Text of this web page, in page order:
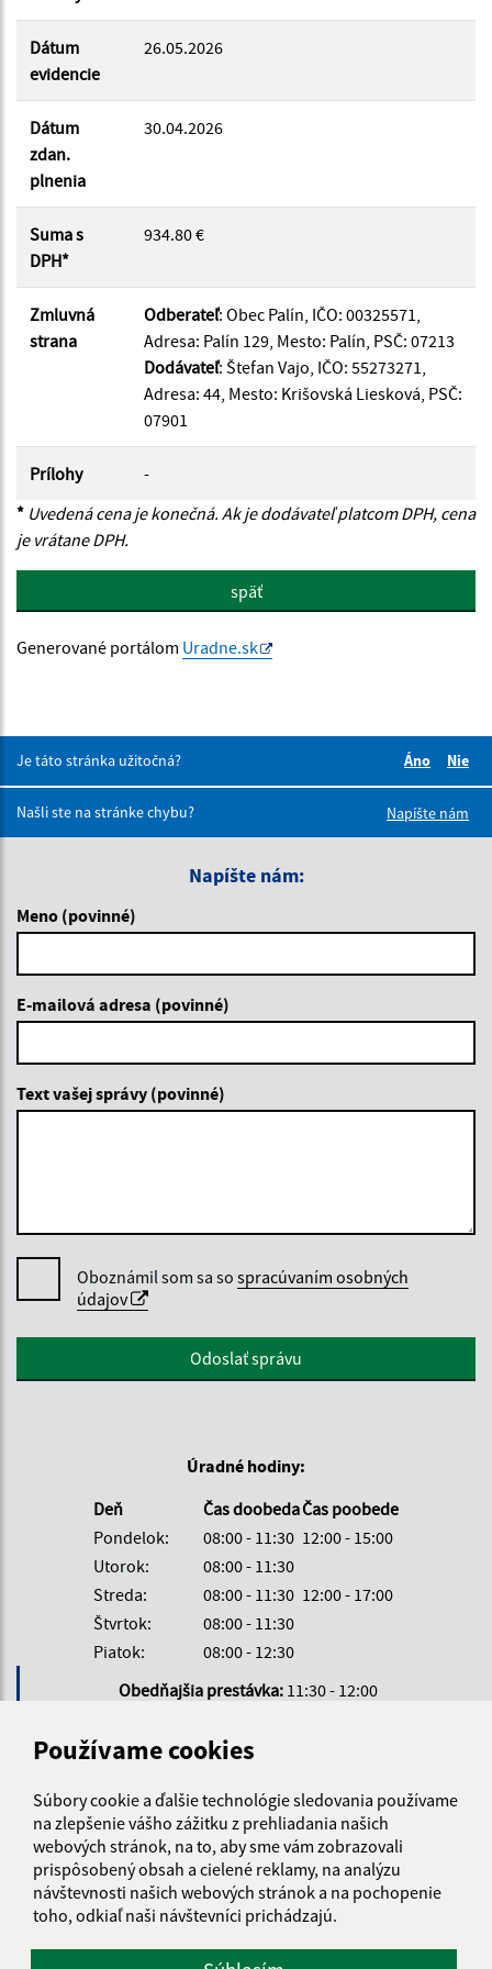
Používame cookies
Súbory cookie a ďalšie technológie sledovania používame
na zlepšenie vášho zážitku z prehliadania našich
webových stránok, na to, aby sme vám zobrazovali
prispôsobený obsah a cielené reklamy, na analýzu
návštevnosti našich webových stránok a na pochopenie
toho, odkiaľ naši návštevníci prichádzajú.
Dátum
evidencie
26.05.2026
Dátum
zdan.
plnenia
30.04.2026
Suma s
DPH*
934.80 €
Zmluvná
strana
Odberateľ: Obec Palín, IČO: 00325571,
Adresa: Palín 129, Mesto: Palín, PSČ: 07213
Dodávateľ: Štefan Vajo, IČO: 55273271,
Adresa: 44, Mesto: Krišovská Liesková, PSČ:
07901
Prílohy
-
* Uvedená cena je konečná. Ak je dodávateľ platcom DPH, cena
je vrátane DPH.
späť
Generované portálom Uradne.sk
Je táto stránka užitočná?
Áno
Nie
Našli ste na stránke chybu?
Napíšte nám
Napíšte nám:
Meno (povinné)
E-mailová adresa (povinné)
Text vašej správy (povinné)
Oboznámil som sa so spracúvaním osobných
údajov
Google reCaptcha ResponseOdoslať správu
Úradné hodiny:
Deň
Čas doobedaČas poobede
Pondelok:
08:00 - 11:30 12:00 - 15:00
Utorok:
08:00 - 11:30
Streda:
08:00 - 11:30 12:00 - 17:00
Štvrtok:
08:00 - 11:30
Piatok:
08:00 - 12:30
Obedňajšia prestávka: 11:30 - 12:00
Kontakt:
Obecný úrad Palín
Palín 129
072 13 Palín
info@obecpalin.eu
+421 56 649 72 03